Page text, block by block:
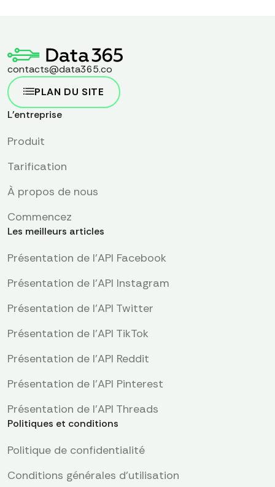
contacts@data365.co
PLAN DU SITE
L'entreprise
Produit
Tarification
À propos de nous
Commencez
Les meilleurs articles
Présentation de l'API Facebook
Présentation de l'API Instagram
Présentation de l'API Twitter
Présentation de l'API TikTok
Présentation de l'API Reddit
Présentation de l’API Pinterest
Présentation de l'API Threads
Politiques et conditions
Politique de confidentialité
Conditions générales d'utilisation